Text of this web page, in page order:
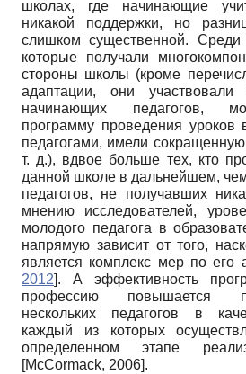
школах, где начинающие
никакой поддержки, но
слишком существенной. Среди
которые получали
стороны школы (кроме
адаптации, они
начинающих педагогов,
программу проведения
педагогами, имели
т. д.), вдвое больше тех, кто
данной школе в дальнейшем,
педагогов, не получавших
мнению исследователей,
молодого педагога в
напрямую зависит от того,
является комплекс мер по его
2012]. А эффективность
профессию повышается
нескольких педагогов в
каждый из которых
определенном этапе
[McCormack, 2006].